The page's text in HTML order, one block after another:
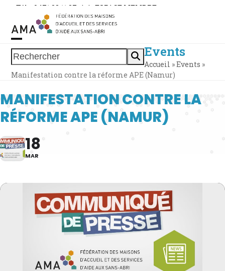
Skip
content
Tél. : 0471 38 11 37 | | ESPACE MEMBRE
Rechercher
Open
mobile
Close
mobile
Events
Accueil »Events »
Manifestation contre la réforme APE (Namur)
MANIFESTATION CONTRE LA
RÉFORME APE (NAMUR)
18
MAR